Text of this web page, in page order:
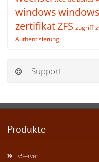
windows
zertifikatZFS zugriff
Authentisierung
Support
Produkte
vServer